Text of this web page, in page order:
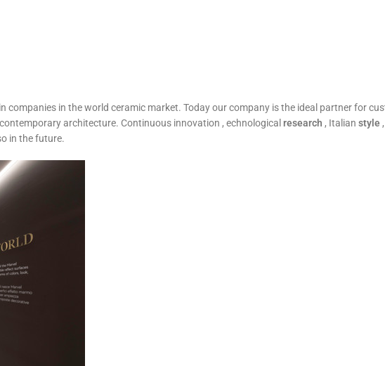
companies in the world ceramic market. Today our company is the ideal partner for
architecture. Continuous innovation , echnological research , Italian style ,
in the future.